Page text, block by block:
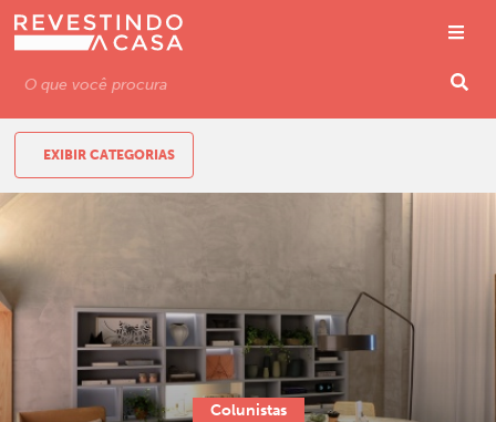
EXIBIR CATEGORIAS
Colunistas